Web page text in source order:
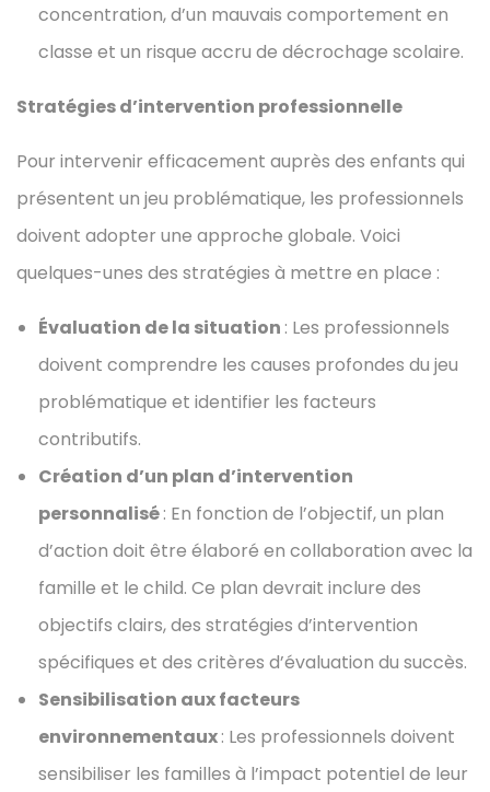
concentration, d’un mauvais comportement en
classe et un risque accru de décrochage scolaire.
Stratégies d’intervention professionnelle
Pour intervenir efficacement auprès des enfants qui
présentent un jeu problématique, les professionnels
doivent adopter une approche globale. Voici
quelques-unes des stratégies à mettre en place :
Évaluation de la situation : Les professionnels
doivent comprendre les causes profondes du jeu
problématique et identifier les facteurs
contributifs.
Création d’un plan d’intervention
personnalisé: En fonction de l’objectif, un plan
d’action doit être élaboré en collaboration avec la
famille et le child. Ce plan devrait inclure des
objectifs clairs, des stratégies d’intervention
spécifiques et des critères d’évaluation du succès.
Sensibilisation aux facteurs
environnementaux: Les professionnels doivent
sensibiliser les familles à l’impact potentiel de leur